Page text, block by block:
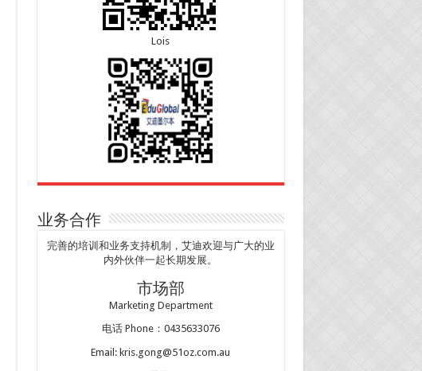
Lois
业务合作
完善的培训和业务支持机制，艾迪欢迎与广大的业
内外伙伴一起长期发展。
市场部
Marketing Department
电话 Phone：0435633076
Email: kris.gong@51oz.com.au